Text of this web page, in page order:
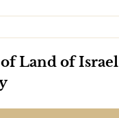
Land of Israel